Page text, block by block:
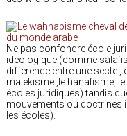
Ne pas confondre école
idéologique (comme
différence entre une secte ,
malékisme ,le hanafisme,
écoles juridiques) tandis
mouvements ou doctrines
les écoles).